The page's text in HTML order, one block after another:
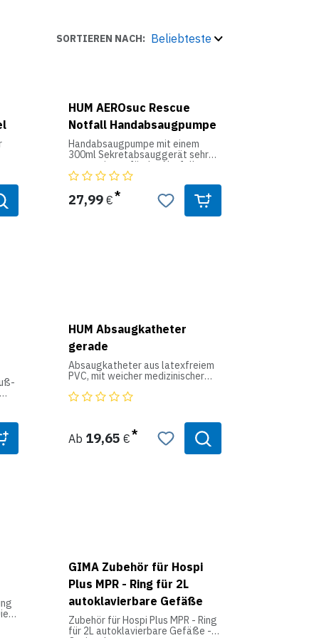
SORTIEREN NACH: Beliebteste
HUM AEROsuc Rescue
Notfall Handabsaugpumpe
Handabsaugpumpe mit einem
300ml Sekretabsauggerät sehr
gut geeigent für den Notfall.
Ideal für Notfallkoffer, -taschen
Gewicht: 275 g
und L
27,99 €
HUM Absaugkatheter
gerade
Absaugkatheter aus latexfreiem
PVC, mit weicher medizinischer
A).
- Gute Gleiteigenschaften
- Zentrale Öffnung und 2 seitliche
Ab 19,65 €
GIMA Zubehör für Hospi
Plus MPR - Ring für 2L
autoklavierbare Gefäße
Zubehör für Hospi Plus MPR - Ring
für 2L autoklavierbare Gefäße -